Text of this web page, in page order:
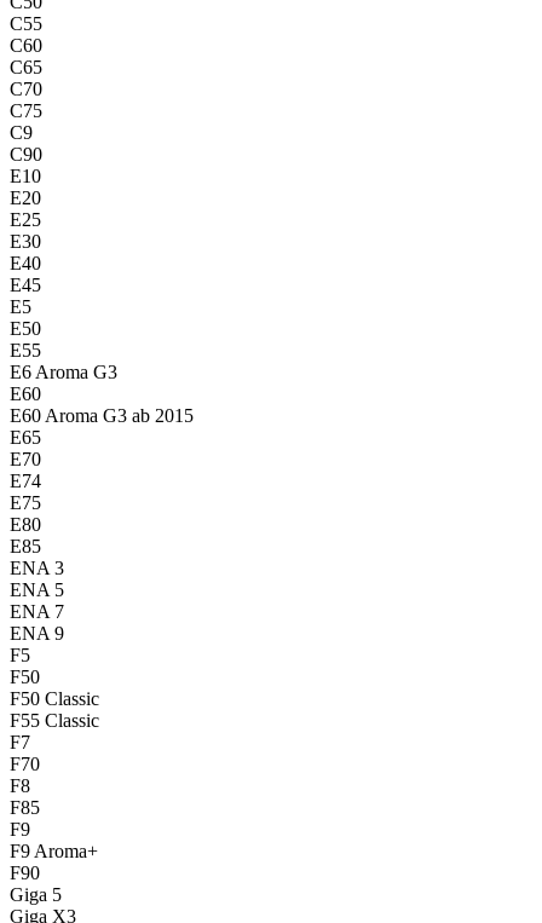
C55
C60
C65
C70
C75
C9
C90
E10
E20
E25
E30
E40
E45
E5
E50
E55
E6 Aroma G3
E60
E60 Aroma G3 ab 2015
E65
E70
E74
E75
E80
E85
ENA 3
ENA 5
ENA 7
ENA 9
F5
F50
F50 Classic
F55 Classic
F7
F70
F8
F85
F9
F9 Aroma+
F90
Giga 5
Giga X3